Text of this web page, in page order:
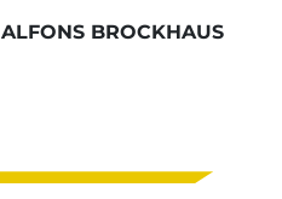
ALFONS BROCKHAUS